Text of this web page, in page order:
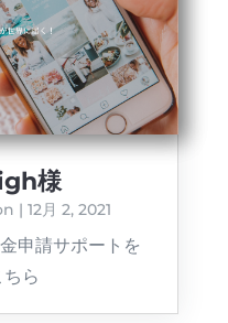
様
| 12月 2, 2021
申請サポートを
ら